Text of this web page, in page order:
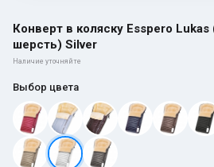
Конверт в коляску Esspero Lukas
шерсть) Silver
Наличие уточняйте
Выбор цвета